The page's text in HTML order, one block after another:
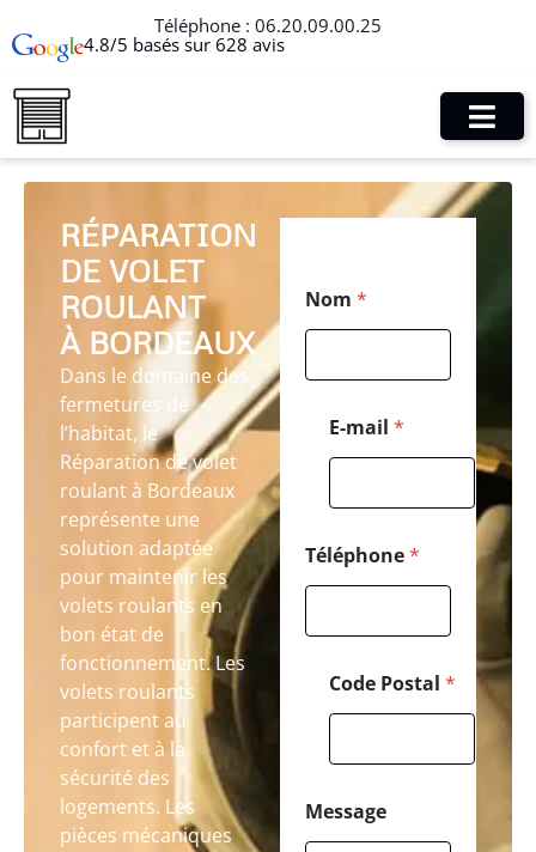
Téléphone : 06.20.09.00.25
4.8/5 basés sur 628 avis
RÉPARATION
DE VOLET
ROULANT
À BORDEAUX
Dans le domaine des
fermetures de
l’habitat, le
Réparation de volet
roulant à Bordeaux
représente une
solution adaptée
pour maintenir les
volets roulants en
bon état de
fonctionnement. Les
volets roulants
participent au
confort et à la
sécurité des
logements. Les
pièces mécaniques
C
o
e
Nom *
E-mail *
Téléphone*
Code Postal *
Message